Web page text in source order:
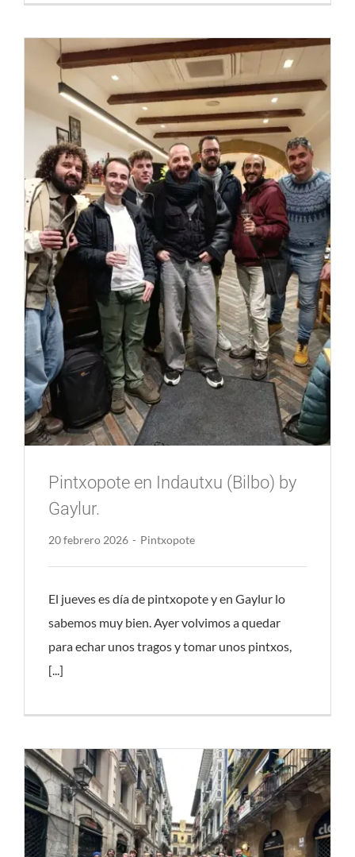
Pintxopote en Indautxu (Bilbo) by
Gaylur.
20 febrero 2026 - Pintxopote
El jueves es día de pintxopote y en Gaylur lo
sabemos muy bien. Ayer volvimos a quedar
para echar unos tragos y tomar unos pintxos,
[...]